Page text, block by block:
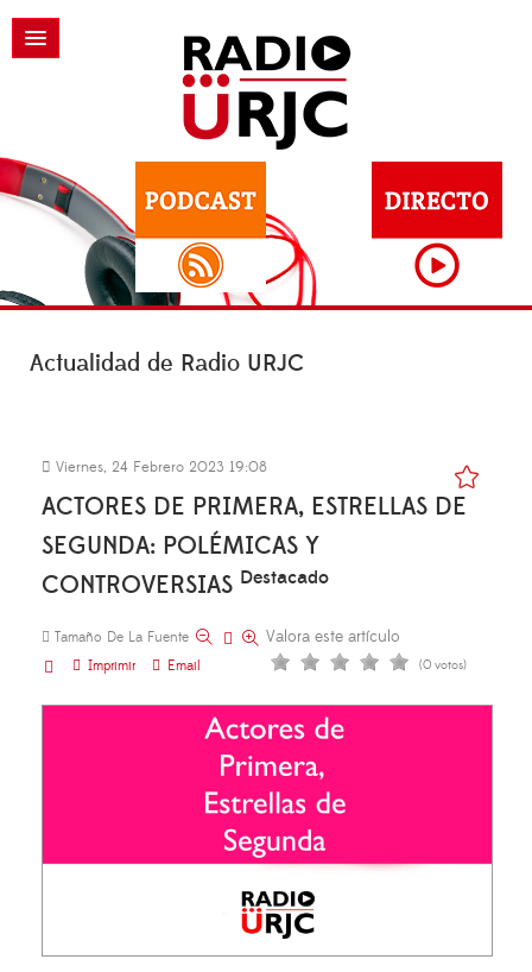
Actualidad de Radio URJC
Viernes, 24 Febrero 2023 19:08
ACTORES DE PRIMERA, ESTRELLAS DE
SEGUNDA: POLÉMICAS Y
CONTROVERSIAS Destacado
Tamaño De La Fuente
Imprimir
Email
Valora este artículo
(0 votos)